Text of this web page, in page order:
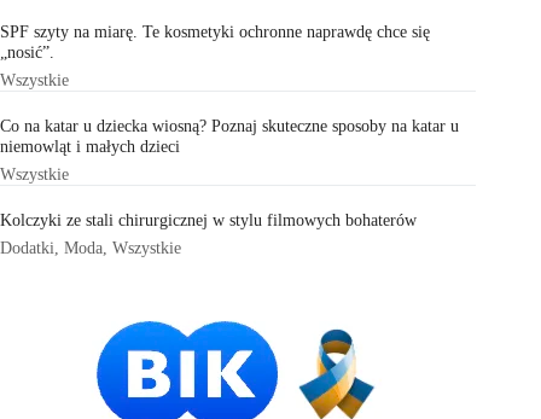
SPF szyty na miarę. Te kosmetyki ochronne naprawdę chce się
„nosić”.
Wszystkie
Co na katar u dziecka wiosną? Poznaj skuteczne sposoby na katar u
niemowląt i małych dzieci
Wszystkie
Kolczyki ze stali chirurgicznej w stylu filmowych bohaterów
Dodatki Moda Wszystkie